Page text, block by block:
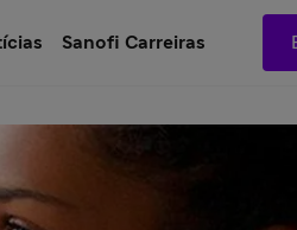
Sanofi Carreiras